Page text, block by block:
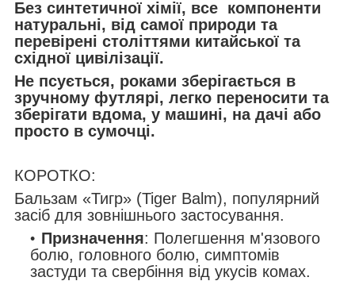
Без синтетичної хімії, все компоненти
натуральні, від самої природи та
перевірені століттями китайської та
східної цивілізації.
Не псується, роками зберігається в
зручному футлярі, легко переносити та
зберігати вдома, у машині, на дачі або
просто в сумочці.
КОРОТКО:
Бальзам «Тигр» (Tiger Balm), популярний
засіб для зовнішнього застосування.
Призначення: Полегшення м'язового
болю, головного болю, симптомів
застуди та свербіння від укусів комах.